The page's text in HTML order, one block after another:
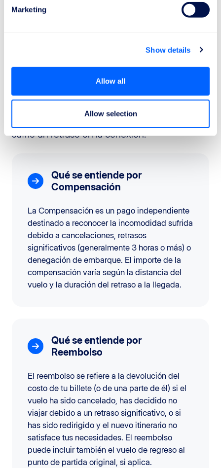
Marketing
Show details
Allow all
Allow selection
depende de la distancia del vuelo y del retraso
que debes renunciar a la
derecho según el Reglamento (CE) n.
261/2004 de la Unión Europea, si tu vuelo
sufrió un retraso en la conexión.
Qué se entiende por
Compensación
La Compensación es un pago independiente
destinado a reconocer la incomodidad sufrida
debido a cancelaciones, retrasos
significativos (generalmente 3 horas o más) o
denegación de embarque. El importe de la
compensación varía según la distancia del
vuelo y la duración del retraso a la llegada.
Qué se entiende por
Reembolso
El reembolso se refiere a la devolución del
costo de tu billete (o de una parte de él) si el
vuelo ha sido cancelado, has decidido no
viajar debido a un retraso significativo, o si
has sido redirigido y el nuevo itinerario no
satisface tus necesidades. El reembolso
puede incluir también el vuelo de regreso al
punto de partida original, si aplica.